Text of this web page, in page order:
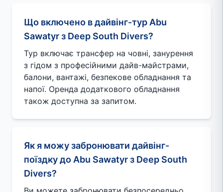
Що включено в дайвінг-тур Abu
Sawatyr з Deep South Divers?
Тур включає трансфер на човні, занурення
з гідом з професійними дайв-майстрами,
балони, вантажі, безпекове обладнання та
напої. Оренда додаткового обладнання
також доступна за запитом.
Як я можу забронювати дайвінг-
поїздку до Abu Sawatyr з Deep South
Divers?